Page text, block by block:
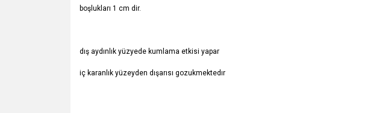
boşlukları 1 cm dir.
dış aydınlık yüzyede kumlama etkisi yapar
iç karanlık yüzeyden dışarısı gozukmektedır